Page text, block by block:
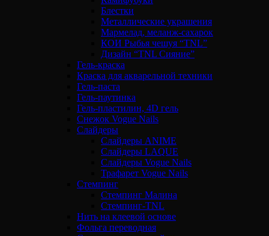
Блестки
Металлические украшения
Мармелад, меланж-сахарок
КОИ Рыбья чешуя “TNL”
Дизайн “TNL Сияние”
Гель-краска
Краска для акварельной техники
Гель-паста
Гель-паутинка
Гель-пластилин, 4D гель
Снежок Vogue Nails
Слайдеры
Слайдеры ANIME
Слайдеры LAQUE
Слайдеры Vogue Nails
Трафарет Vogue Nails
Стемпинг
Стемпинг Малина
Стемпинг-TNL
Нить на клеевой основе
Фольга переводная